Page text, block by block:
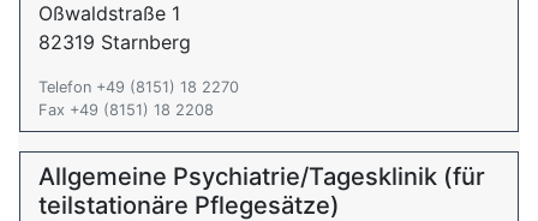
Oßwaldstraße 1
82319 Starnberg
Telefon +49 (8151) 18 2270
Fax +49 (8151) 18 2208
Allgemeine Psychiatrie/Tagesklinik (für
teilstationäre Pflegesätze)